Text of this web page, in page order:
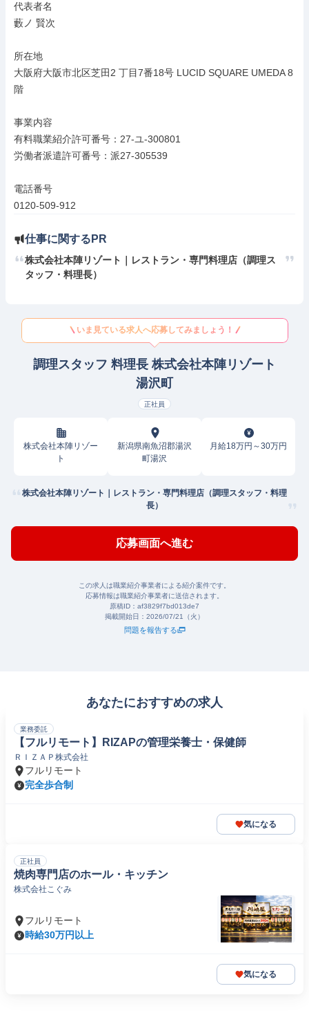
代表者名
藪ノ 賢次
所在地
大阪府大阪市北区芝田2 丁目7番18号 LUCID SQUARE UMEDA 8
階
事業内容
有料職業紹介許可番号：27-ユ-300801
労働者派遣許可番号：派27-305539
電話番号
0120-509-912
仕事に関するPR
株式会社本陣リゾート｜レストラン・専門料理店（調理ス
タッフ・料理長）
いま見ている求人へ応募してみましょう！
調理スタッフ 料理長 株式会社本陣リゾート
湯沢町
正社員
株式会社本陣リゾー
ト
新潟県南魚沼郡湯沢
町湯沢
月給18万円～30万円
株式会社本陣リゾート｜レストラン・専門料理店（調理スタッフ・料理
長）
応募画面へ進む
この求人は職業紹介事業者による紹介案件です。
応募情報は職業紹介事業者に送信されます。
原稿ID： af3829f7bd013de7
掲載開始日： 2026/07/21（火）
問題を報告する
あなたにおすすめの求人
業務委託
【フルリモート】RIZAPの管理栄養士・保健師
ＲＩＺＡＰ株式会社
フルリモート
完全歩合制
気になる
正社員
焼肉専門店のホール・キッチン
株式会社こぐみ
フルリモート
時給30万円以上
気になる